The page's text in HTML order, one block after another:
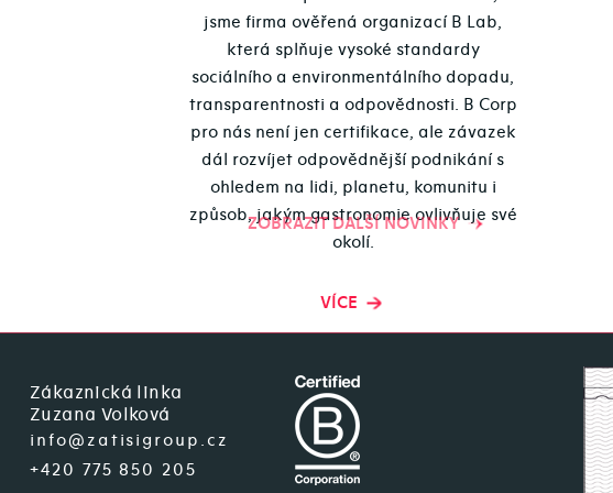
jsme firma ověřená organizací B Lab,
která splňuje vysoké standardy
sociálního a environmentálního dopadu,
transparentnosti a odpovědnosti. B Corp
pro nás není jen certifikace, ale závazek
dál rozvíjet odpovědnější podnikání s
ohledem na lidi, planetu, komunitu i
způsob, jakým gastronomie ovlivňuje své
okolí.
VÍCE
ZOBRAZIT DALŠÍ NOVINKY
Zákaznická linka
Zuzana Volková
info@zatisigroup.cz
+420 775 850 205